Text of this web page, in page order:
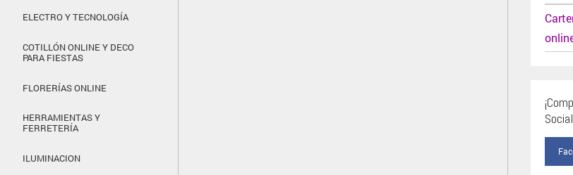
ELECTRO Y TECNOLOGÍA
COTILLÓN ONLINE Y DECO
PARA FIESTAS
FLORERÍAS ONLINE
HERRAMIENTAS Y
FERRETERÍA
ILUMINACION